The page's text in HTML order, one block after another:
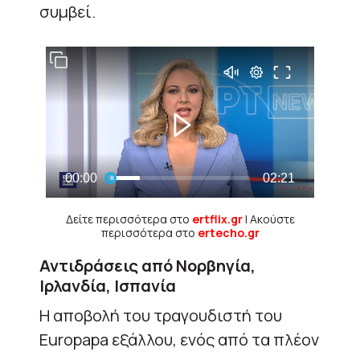
συμβεί.
Δείτε περισσότερα στο ertflix.gr| Ακούστε
περισσότερα στο ertecho.gr
Αντιδράσεις από Νορβηγία,
Ιρλανδία, Ισπανία
Η αποβολή του τραγουδιστή του
Europapa εξάλλου, ενός από τα πλέον